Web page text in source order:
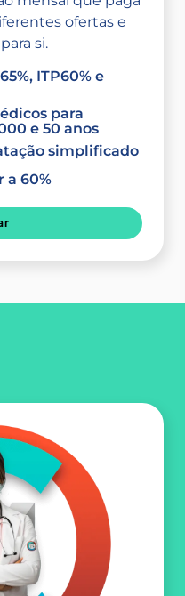
ofertas e
si.
ITP60% e
para
e 50 anos
simplificado
a 60%